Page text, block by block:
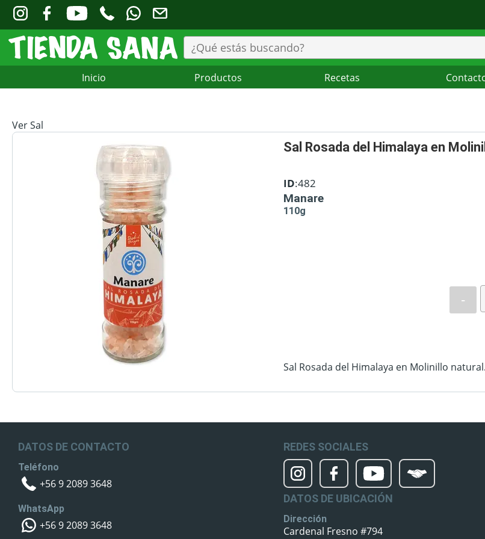
Inicio Productos Recetas
Ver Sal
Sal Rosada del Himalaya en
ID:482
Manare
110g
-
Sal Rosada del Himalaya en Molinillo natural.
DATOS DE CONTACTO
Teléfono
+56 9 2089 3648
WhatsApp
+56 9 2089 3648
REDES SOCIALES
DATOS DE UBICACIÓN
Dirección
Cardenal Fresno #794